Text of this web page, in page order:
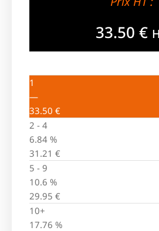
33.50 €
1
—
33.50 €
2 - 4
6.84 %
31.21 €
5 - 9
10.6 %
29.95 €
10+
17.76 %